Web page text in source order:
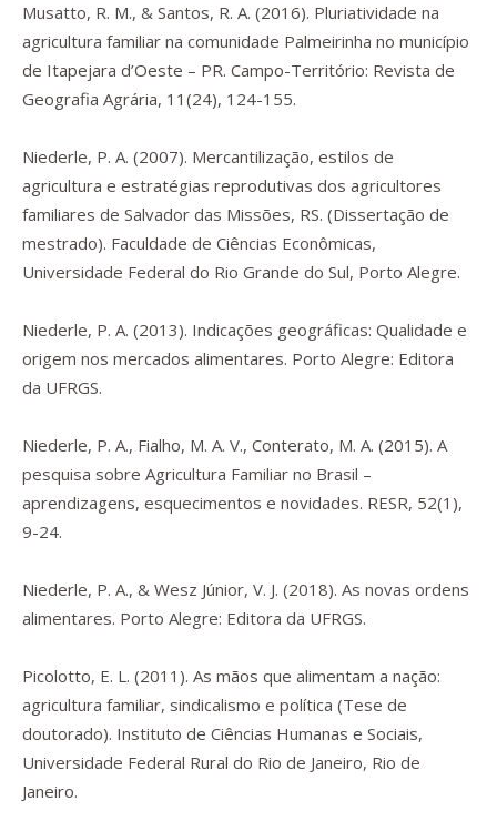
Musatto, R. M., & Santos, R. A. (2016). Pluriatividade na
agricultura familiar na comunidade Palmeirinha no município
de Itapejara d’Oeste – PR. Campo-Território: Revista de
Geografia Agrária, 11 (24), 124-155.
Niederle, P. A. (2007). Mercantilização, estilos de
agricultura e estratégias reprodutivas dos agricultores
familiares de Salvador das Missões, RS. (Dissertação de
mestrado). Faculdade de Ciências Econômicas,
Universidade Federal do Rio Grande do Sul, Porto Alegre.
Niederle, P. A. (2013). Indicações geográficas: Qualidade e
origem nos mercados alimentares. Porto Alegre: Editora
da UFRGS.
Niederle, P. A., Fialho, M. A. V., Conterato, M. A. (2015). A
pesquisa sobre Agricultura Familiar no Brasil –
aprendizagens, esquecimentos e novidades. RESR, 52(1),
9-24.
Niederle, P. A., & Wesz Júnior, V. J. (2018). As novas ordens
alimentares. Porto Alegre: Editora da UFRGS.
Picolotto, E. L. (2011). As mãos que alimentam a nação:
agricultura familiar, sindicalismo e política (Tese de
doutorado). Instituto de Ciências Humanas e Sociais,
Universidade Federal Rural do Rio de Janeiro, Rio de
Janeiro.